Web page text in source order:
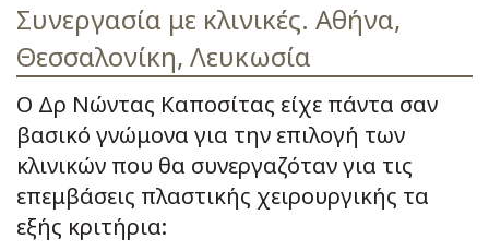
Συνεργασία με κλινικές. Αθήνα,
Θεσσαλονίκη, Λευκωσία
Ο Δρ Νώντας Καποσίτας είχε πάντα σαν
βασικό γνώμονα για την επιλογή των
κλινικών που θα συνεργαζόταν για τις
επεμβάσεις πλαστικής χειρουργικής τα
εξής κριτήρια: